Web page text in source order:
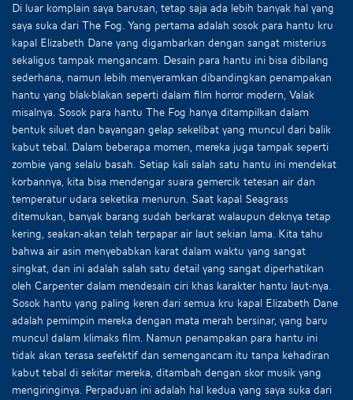
Di luar komplain saya barusan, tetap saja ada lebih banyak hal yang
saya suka dari The Fog. Yang pertama adalah sosok para hantu kru
kapal Elizabeth Dane yang digambarkan dengan sangat misterius
sekaligus tampak mengancam. Desain para hantu ini bisa dibilang
sederhana, namun lebih menyeramkan dibandingkan penampakan
hantu yang blak-blakan seperti dalam film horror modern, Valak
misalnya. Sosok para hantu The Fog hanya ditampilkan dalam
bentuk siluet dan bayangan gelap sekelibat yang muncul dari balik
kabut tebal. Dalam beberapa momen, mereka juga tampak seperti
zombie yang selalu basah. Setiap kali salah satu hantu ini mendekat
korbannya, kita bisa mendengar suara gemercik tetesan air dan
temperatur udara seketika menurun. Saat kapal Seagrass
ditemukan, banyak barang sudah berkarat walaupun deknya tetap
kering, seakan-akan telah terpapar air laut sekian lama. Kita tahu
bahwa air asin menyebabkan karat dalam waktu yang sangat
singkat, dan ini adalah salah satu detail yang sangat diperhatikan
oleh Carpenter dalam mendesain ciri khas karakter hantu laut-nya.
Sosok hantu yang paling keren dari semua kru kapal Elizabeth Dane
adalah pemimpin mereka dengan mata merah bersinar, yang baru
muncul dalam klimaks film. Namun penampakan para hantu ini
tidak akan terasa seefektif dan semengancam itu tanpa kehadiran
kabut tebal di sekitar mereka, ditambah dengan skor musik yang
mengiringinya. Perpaduan ini adalah hal kedua yang saya suka dari